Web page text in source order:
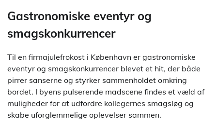
Gastronomiske eventyr og
smagskonkurrencer
Til en firmajulefrokost i København er gastronomiske
eventyr og smagskonkurrencer blevet et hit, der både
pirrer sanserne og styrker sammenholdet omkring
bordet. I byens pulserende madscene findes et væld af
muligheder for at udfordre kollegernes smagsløg og
skabe uforglemmelige oplevelser sammen.